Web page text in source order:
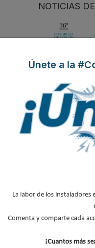
NOTICIAS
El Congreso de
Y RECIBE EN
Únete a la
La labor de los instaladores
Comenta y comparte cada
¡Cuantos más